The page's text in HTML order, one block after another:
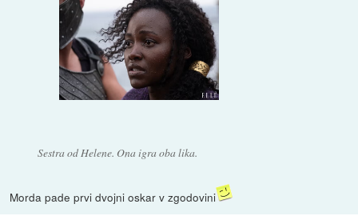
Sestra od Helene. Ona igra oba lika.
Morda pade prvi dvojni oskar v zgodovini